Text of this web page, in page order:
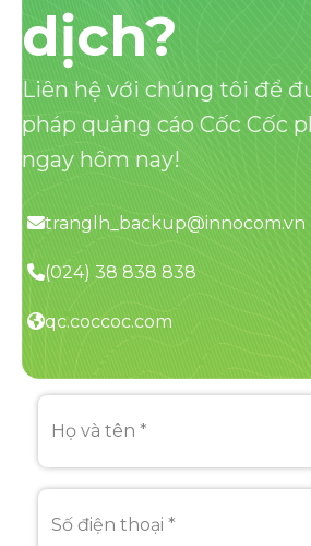
dịch?
Liên hệ với chúng tôi để
pháp quảng cáo Cốc Cốc
ngay hôm nay!
tranglh_backup@innocom.vn
(024) 38 838 838
qc.coccoc.com